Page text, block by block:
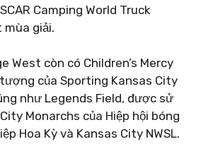
Camping World Truck
giải.
West còn có Children’s Mercy
của Sporting Kansas City
như Legends Field, được sử
Monarchs của Hiệp hội bóng
Hoa Kỳ và Kansas City NWSL.